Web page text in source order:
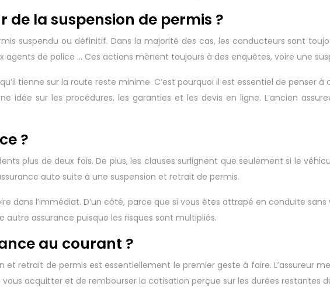
la suspension de permis ?
suspendu ou définitif. Dans la majorité des cas, les conducteurs sont
de police … Ces actions mènent toujours à des enquêtes, voire une
tienne sur la route reste minime. C’est pourquoi il est essentiel de penser
idée sur les procédures, les garanties et les devis en ligne. L’ancien
?
plus de deux fois. De plus, les clauses surlignent que seulement si le
auto suite à une suspension et retrait de permis.
dans l’immédiat. D’un côté, parce que si vous êtes attrapé en conduite
assurance puisque les risques sont multipliés.
au courant ?
et retrait de permis est essentiellement le premier geste à faire. L’assureur
acquitter et de rembourser la cotisation perçue sur les durées restantes